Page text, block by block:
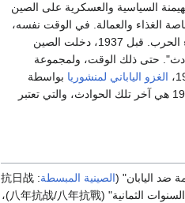
السياسية والعسكرية على الصين
خاصة الغذاء والعمالة. في الوقت نفسه،
كان بمثابة شرارة لبدء الحرب. قبل 1937، دخلت الصين
حتى ذلك الوقت، ولمجموعة
الغزو الياباني لمنشوريا بواسطة
1939 هي آخر تلك الحوادث، والتي تعتبر
ضد اليابان" (الصينية المبسطة:
抗日战
)، وتُعرف أيضاً بإسم "حرب مقاومة السنوات الثمانية" (八年抗战/八年抗戰)،